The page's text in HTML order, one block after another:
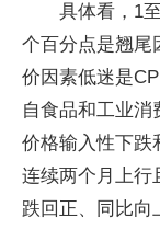
具体看，1
个百分点是翘尾
价因素低迷是
自食品和工业
价格输入性下跌
连续两个月上行
跌回正、同比向